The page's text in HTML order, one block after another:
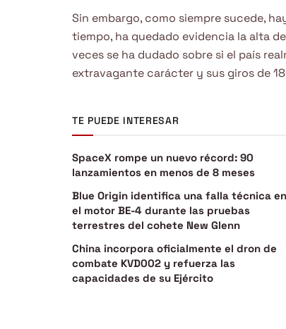
Sin embargo, como siempre sucede,
tiempo, ha quedado evidencia la alta
veces se ha dudado sobre si el país
extravagante carácter y sus giros de
TE PUEDE INTERESAR
SpaceX rompe un nuevo récord: 90
lanzamientos en menos de 8 meses
Blue Origin identifica una falla técnica en
el motor BE-4 durante las pruebas
terrestres del cohete New Glenn
China incorpora oficialmente el dron de
combate KVD002 y refuerza las
capacidades de su Ejército